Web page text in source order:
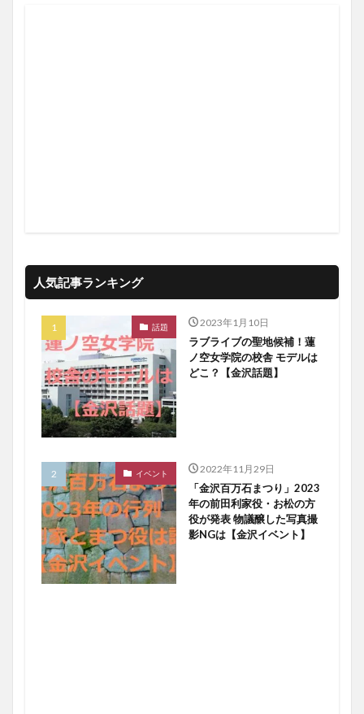
人気記事ランキング
話題 2023年1月10日
ラブライブの聖地候補！蓮
ノ空女学院の校舎 モデルは
どこ？【金沢話題】
イベント 2022年11月29日
「金沢百万石まつり」2023
年の前田利家役・お松の方
役が発表 物議醸した写真撮
影NGは【金沢イベント】